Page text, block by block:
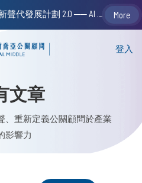
登入
文章
、重新定義公關顧問於產業
影響力
【VM 布爾喬亞招募中】新聲代發展計劃 2.0 ── AI PR 人才加速養成計劃（歡迎「應屆畢業生」、「一年以下相關 / 三年以下非相關經驗工作者」申請加入） More